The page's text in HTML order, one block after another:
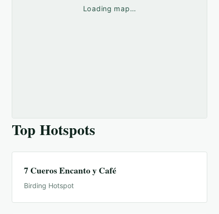
Loading map…
Top Hotspots
7 Cueros Encanto y Café
Birding Hotspot